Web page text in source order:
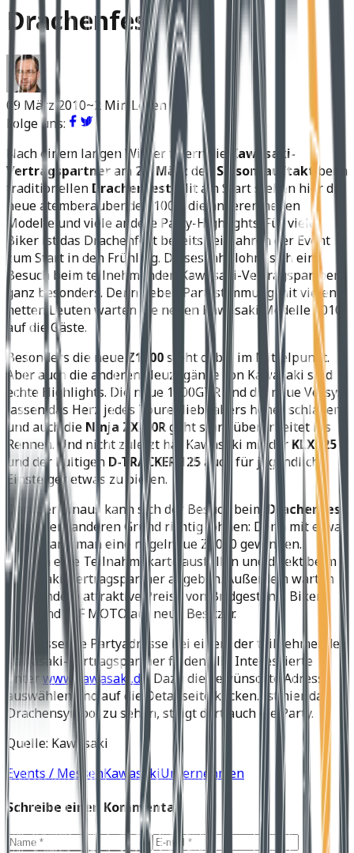
Drachenfest
09 März 2010~2 Min Lesen
Folge uns:
Nach einem langen Winter feiern dieKawasaki-
Vertragspartner am 27. März den Saisonsauftaktbeim
traditionellen Drachenfest. Mit am Start stehen hier die
neue atemberaubende Z1000, die anderen neuen
Modelle und viele andere Party-Highlights. Für viele
Biker ist das Drachenfest bereits seit Jahren der Event
zum Start in den Frühling. Dieses Jahr lohnt sich ein
Besuch beim teilnehmenden Kawasaki-Vertragspartner
ganz besonders. Denn neben Partystimmung mit vielen
netten Leuten warten die neuen Kawasaki Modelle 2010
auf die Gäste.
Besonders die neueZ1000 steht dabei im Mittelpunkt.
Aber auch die anderen Neuzugänge von Kawasaki sind
echte Highlights. Die neue 1400GTR und die neue Versys
lassen das Herz jedes Tourenliebhabers höher schlagen
und auch die Ninja ZX-10Rgeht stark überarbeitet ins
Rennen. Und nicht zuletzt hat Kawasaki mit der KLX125
und der kultigen D-TRACKER 125auch für jugendliche
Einsteiger etwas zu bieten.
Darüber hinaus kann sich der Besuch beimDrachenfest
aus einem anderen Grund richtig lohnen: Denn mit etwas
Glück kann man eine nagelneue Z1000 gewinnen.
Einfach eine Teilnahmekarte ausfüllen und direkt beim
Kawasaki-Vertragspartner abgeben. Außerdem warten
viele andere attraktive Preise von Bridgestone, Biker’s
Profi und ELF MOTO auf neue Besitzer.
Die passende Partyadresse bei einem der teilnehmenden
Kawasaki-Vertragspartner finden alle Interessierte
unterwww.kawasaki.de. Dazu die gewünschte Adresse
auswählen und auf die Detailseite klicken. Ist hier das
Drachensymbol zu sehen, steigt dort auch die Party.
Quelle: Kawasaki
Events / MessenKawasakiUnternehmen
Schreibe einen Kommentar